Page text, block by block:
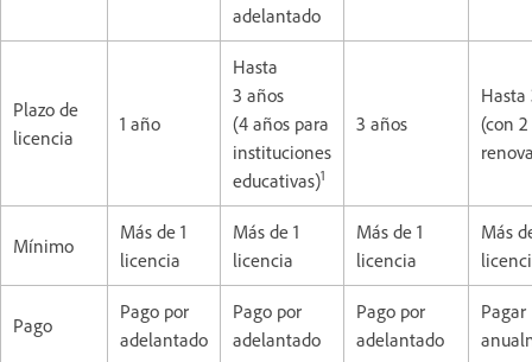
adelantado
Plazo de
licencia
1 año
Hasta
3 años
(4 años para
instituciones
educativas)1
3 años
Hasta
(con 2
Mínimo
Más de 1
licencia
Más de 1
licencia
Más de 1
licencia
Más
Pago
Pago por
adelantado
Pago por
adelantado
Pago por
adelantado
Pagar